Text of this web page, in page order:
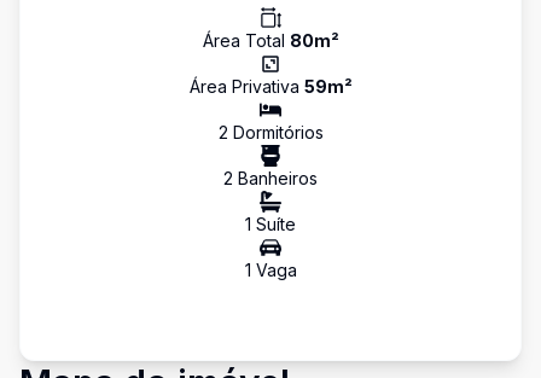
Área Total 80m²
Área Privativa 59m²
2 Dormitórios
2 Banheiros
1 Suíte
1 Vaga